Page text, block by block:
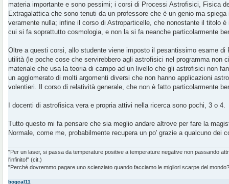
materia importante e sono pessimi; i corsi di Processi Astrofisici, Fisica
Extragalattica che sono tenuti da un professore che è un genio ma
veramente nulla; infine il corso di Astroparticelle, che nonostante il titolo
cui si fa soprattutto cosmologia, e non la si fa neanche particolarmente
Oltre a questi corsi, allo studente viene imposto il pesantissimo esame di
utilità (le poche cose che servirebbero agli astrofisici nel programma non
materiale che usa la teoria di campo ad un livello che gli astrofisici non
un agglomerato di molti argomenti diversi che non hanno applicazioni
volentieri. Il corso di relatività generale, che non è fatto particolarmente
I docenti di astrofisica vera e propria attivi nella ricerca sono pochi, 3 o 4.
Tutto questo mi fa pensare che sia meglio andare altrove per fare la
Normale, come me, probabilmente recupera un po' grazie a qualcuno dei
"Per un laser, si passa da temperature positive a temperature negative non passando
l'infinito!" (cit.)
"Perché dovremmo pagare uno scienziato quando facciamo le migliori scarpe del
bogcal11